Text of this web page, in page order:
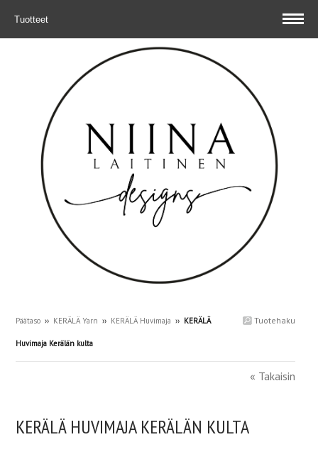
Tuotteet
Tuotehaku
Päätaso ›› KERÄLÄ Yarn ›› KERÄLÄ Huvimaja ›› KERÄLÄ
Huvimaja Kerälän kulta
« Takaisin
KERÄLÄ HUVIMAJA KERÄLÄN KULTA